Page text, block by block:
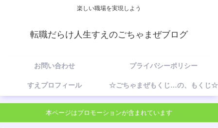
楽しい職場を実現しよう
転職だらけ人生すえのごちゃまぜブログ
お問い合わせ プライバシーポリシー
すえプロフィール ☆ごちゃまぜもくじ…の、もくじ☆
本ページはプロモーションが含まれています